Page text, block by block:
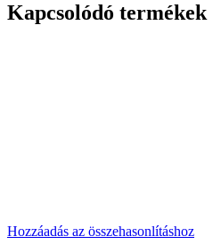
Kapcsolódó termékek
Hozzáadás az összehasonlításhoz